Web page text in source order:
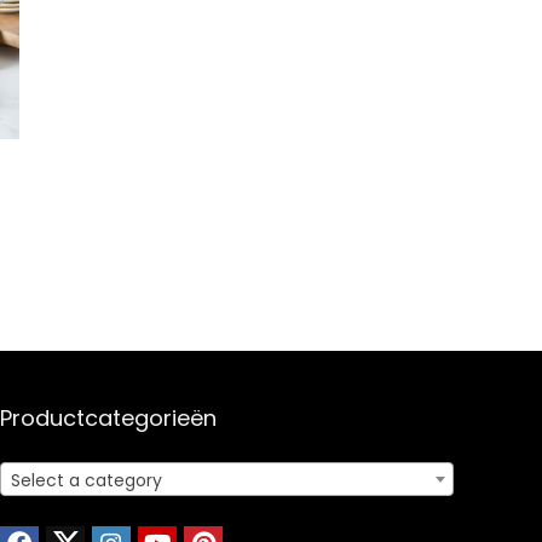
Productcategorieën
Select a category